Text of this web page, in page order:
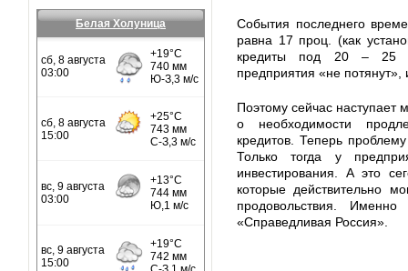
Белая Холуница
События последнего
равна 17 проц. (как
кредиты под 20 – 25
предприятия «не потянут»,
Поэтому сейчас наступает
о необходимости
кредитов. Теперь
Только тогда у
инвестирования. А это
которые действительно
продовольствия.
«Справедливая Россия».